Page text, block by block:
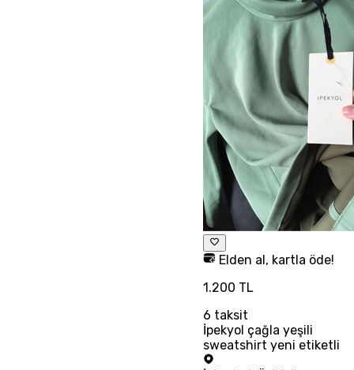
Elden al, kartla öde!
1.200 TL
6 taksit
İpekyol çağla yeşili
sweatshirt yeni etiketli